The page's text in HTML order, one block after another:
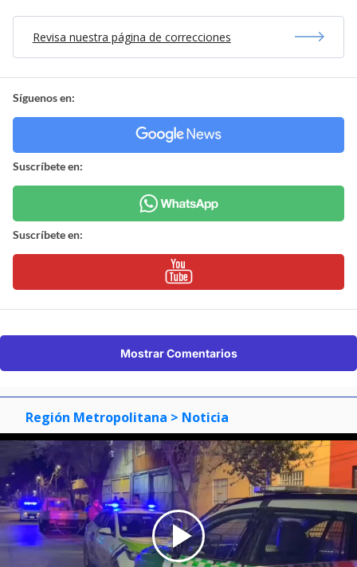
Revisa nuestra página de correcciones
Síguenos en:
Suscríbete en:
Suscríbete en:
Mostrar Comentarios
Región Metropolitana > Noticia